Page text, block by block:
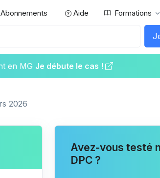
Abonnements Aide Formations
en MG Je débute le cas !
2026
Avez-vous testé
DPC ?